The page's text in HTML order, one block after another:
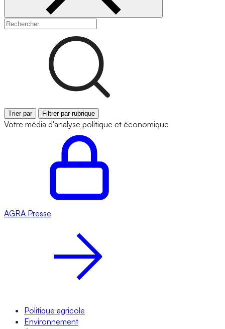
Trier par Filtrer par rubrique
Votre média d'analyse politique et économique
AGRA Presse
Politique agricole
Environnement